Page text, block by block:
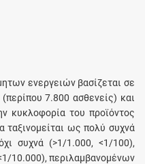
ενεργειών βασίζεται σε
7.800 ασθενείς) και
κυκλοφορία του προϊόντος
ταξινομείται ως πολύ συχνά
συχνά (>1/1.000, <1/100),
10.000), περιλαμβανομένων